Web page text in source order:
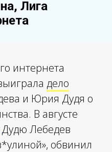
Лига
интернета
дело
и Юрия Дудя о
В августе
Дудю Лебедев
обвинил